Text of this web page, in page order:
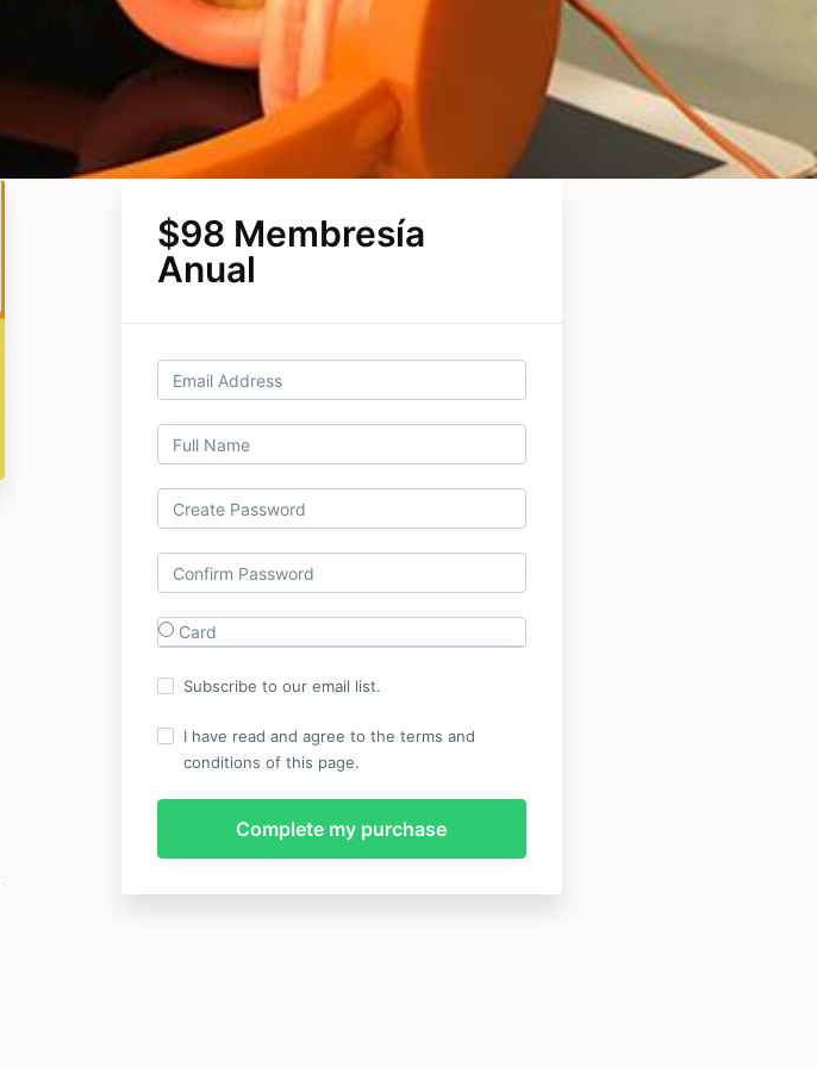
$98 Membresía
Anual
Card
Subscribe to our email list.
I have read and agree to the terms and
conditions of this page.